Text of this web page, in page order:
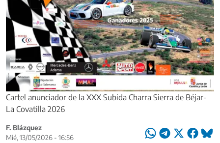
Cartel anunciador de la XXX Subida Charra Sierra de Béjar-
La Covatilla 2026
F. Blázquez
Mié, 13/05/2026 - 16:56